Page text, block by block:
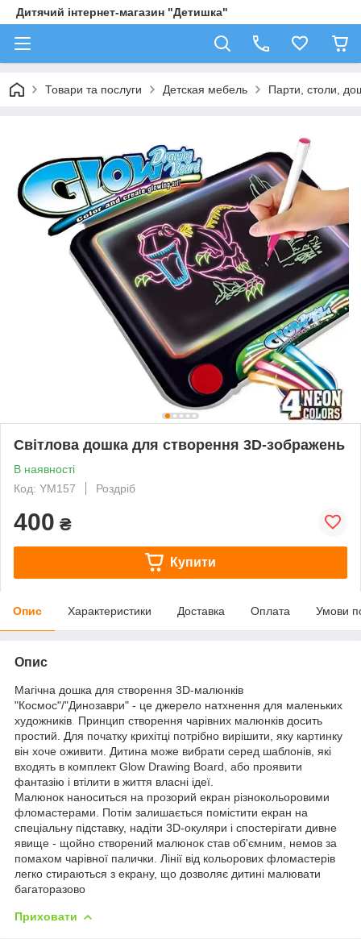
Дитячий інтернет-магазин "Детишка"
Товари та послуги Детская мебель Парти, столи,
Світлова дошка для створення 3D-зображень
В наявності
Код: YM157
Роздріб
400 ₴
Купити
Опис Характеристики Доставка Оплата Умови
Опис
Магічна дошка для створення 3D-малюнків
"Космос"/"Динозаври" - це джерело натхнення для маленьких
художників Принцип створення чарівних малюнків досить
простий. Для початку крихітці потрібно вирішити, яку картинку
він хоче оживити. Дитина може вибрати серед шаблонів, які
входять в комплект Glow Drawing Board, або проявити
фантазію і втілити в життя власні ідеї.
Малюнок наноситься на прозорий екран різнокольоровими
фломастерами. Потім залишається помістити екран на
спеціальну підставку, надіти 3D-окуляри і спостерігати дивне
явище - щойно створений малюнок став об'ємним, немов за
помахом чарівної палички. Лінії від кольорових фломастерів
легко стираються з екрану, що дозволяє дитині малювати
багаторазово
Приховати